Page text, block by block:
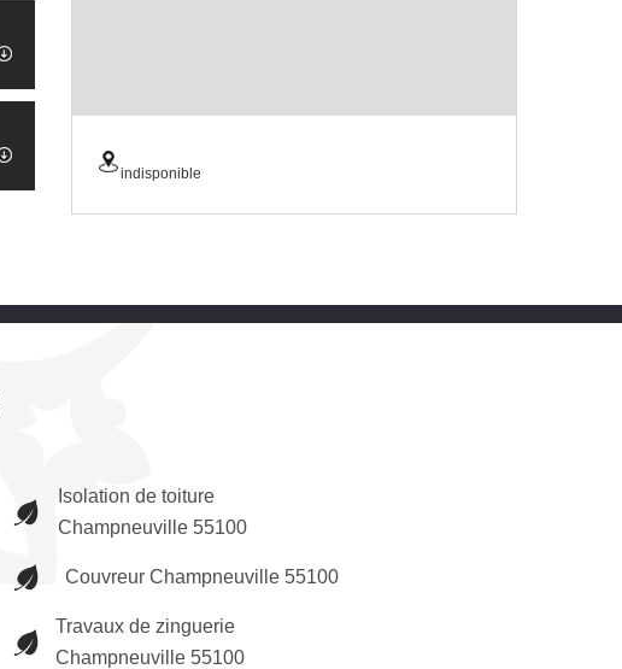
indisponible
Isolation de toiture
Champneuville 55100
Couvreur Champneuville 55100
Travaux de zinguerie
Champneuville 55100